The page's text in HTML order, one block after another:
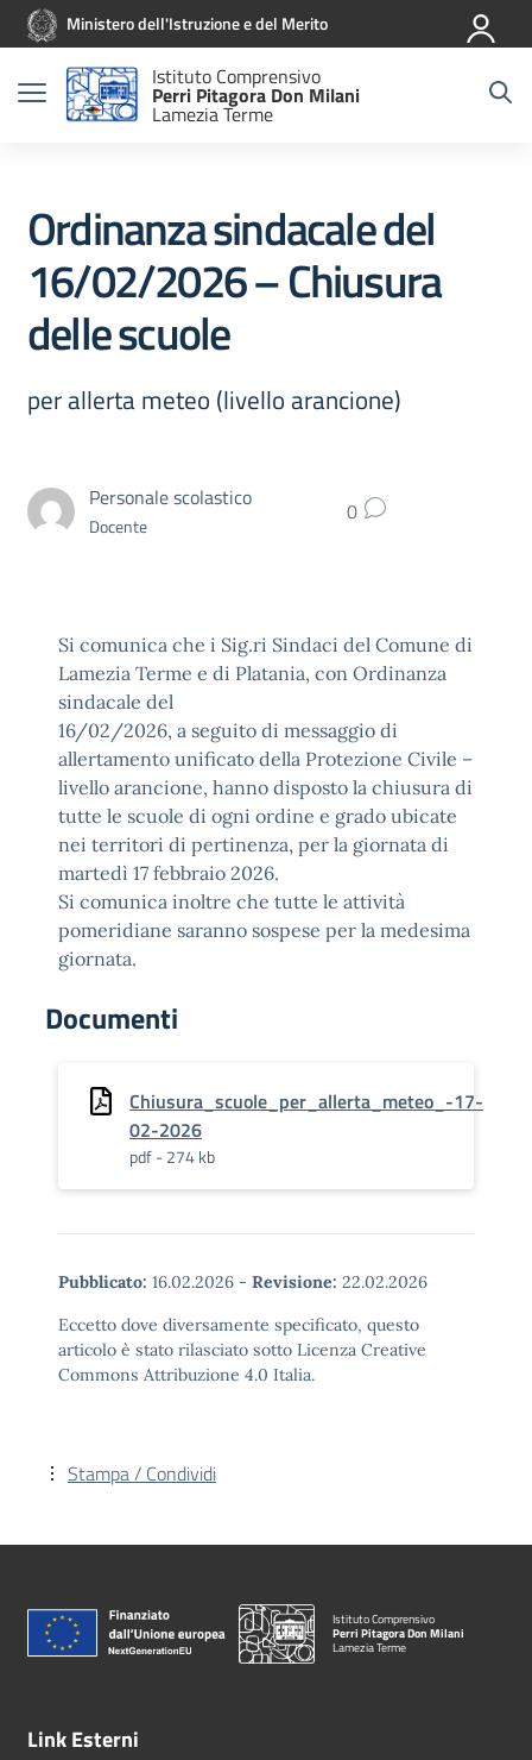
Vai ai contenuti
Vai al menu di navigazione
Vai al footerMinistero dell'Istruzione e del Merito
Istituto Comprensivo
Perri Pitagora Don Milani
Lamezia Terme
Ordinanza sindacale del
16/02/2026 – Chiusura
delle scuole
per allerta meteo (livello arancione)
Personale scolastico
Docente 0
Si comunica che i Sig.ri Sindaci del Comune di
Lamezia Terme e di Platania, con Ordinanza
sindacale del
16/02/2026, a seguito di messaggio di
allertamento unificato della Protezione Civile –
livello arancione, hanno disposto la chiusura di
tutte le scuole di ogni ordine e grado ubicate
nei territori di pertinenza, per la giornata di
martedì 17 febbraio 2026.
Si comunica inoltre che tutte le attività
pomeridiane saranno sospese per la medesima
giornata.
Documenti
Chiusura_scuole_per_allerta_meteo_-17-
02-2026
pdf - 274 kb
Pubblicato: 16.02.2026 - Revisione: 22.02.2026
Eccetto dove diversamente specificato, questo
articolo è stato rilasciato sotto Licenza Creative
Commons Attribuzione 4.0 Italia.
Stampa / Condividi
Istituto Comprensivo
Perri Pitagora Don Milani
Lamezia Terme
Link Esterni